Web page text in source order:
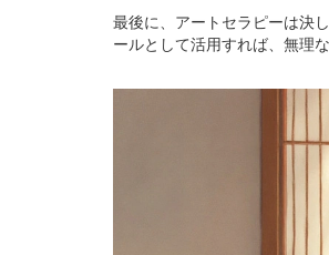
最後に、アートセラピーは決
ールとして活用すれば、無理